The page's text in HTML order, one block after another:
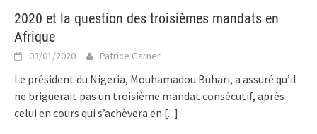
2020 et la question des troisièmes mandats en
Afrique
03/01/2020 Patrice Garner
Le président du Nigeria, Mouhamadou Buhari, a assuré qu’il
ne briguerait pas un troisième mandat consécutif, après
celui en cours qui s’achèvera en [...]